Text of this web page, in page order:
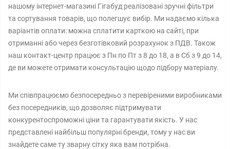
нашому інтернет-магазині Гігабуд реалізовані зручні фільтри
та сортування товарів, що полегшує вибір. Ми надаємо кілька
варіантів оплати: можна сплатити карткою на сайті, при
отриманні або через безготівковий розрахунок з ПДВ. Також
наш контакт-центр працює з Пн по Пт з 8 до 18, а в Сб з 9 до 14,
де ви можете отримати консультацію щодо підбору матеріалу.
Ми співпрацюємо безпосередньо з перевіреними виробниками
без посередників, що дозволяє підтримувати
конкурентоспроможні ціни та гарантувати якість. У нас
представлені найбільш популярні бренди, тому у нас ви
знайдете саме ту зварну сітку яка вам потрібна.